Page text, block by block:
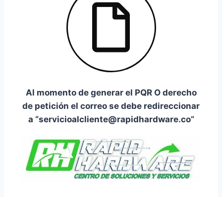
Al momento de generar el PQR O derecho
de petición el correo se debe redireccionar
a “servicioalcliente@rapidhardware.co”